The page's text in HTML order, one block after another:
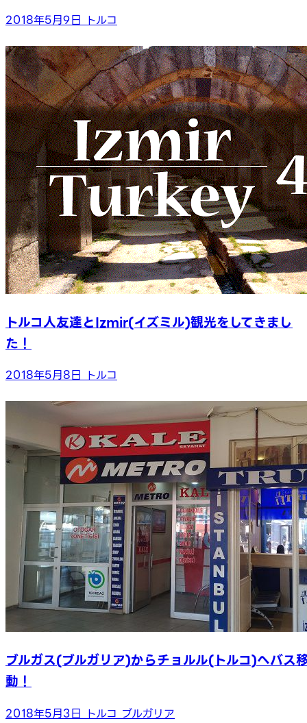
2018年5月9日 トルコ
トルコ人友達とIzmir(イズミル)観光をしてきまし
た！
2018年5月8日 トルコ
ブルガス(ブルガリア)からチョルル(トルコ)へバス
動！
2018年5月3日 トルコ ブルガリア